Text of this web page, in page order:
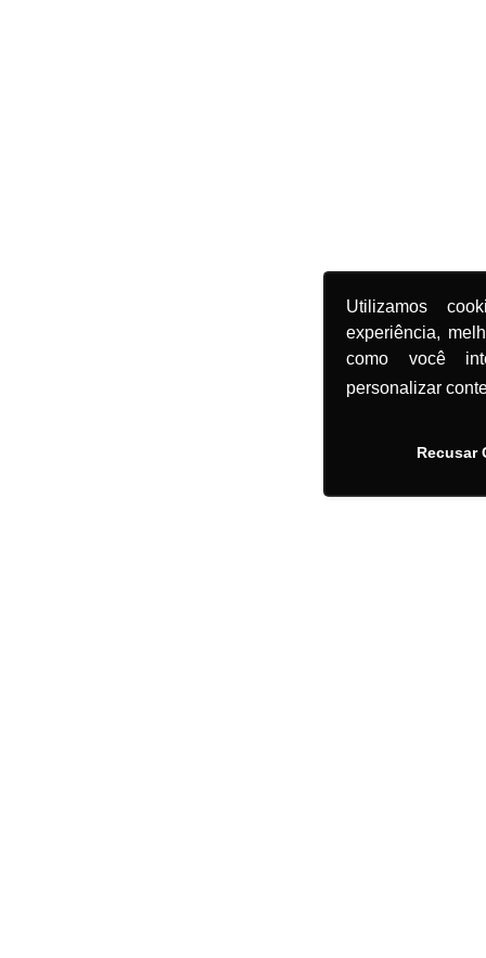
Utilizamos
experiência,
como você
personalizar
Recusar